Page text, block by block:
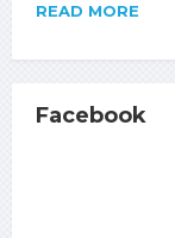
READ MORE
Facebook